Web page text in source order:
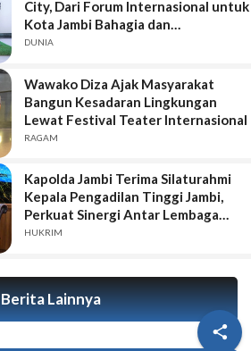

City, Dari Forum Internasional untuk
Kota Jambi Bahagia dan
Berkelanjutan
DUNIA
Wawako Diza Ajak Masyarakat
Bangun Kesadaran Lingkungan
Lewat Festival Teater Internasional
RAGAM
Kapolda Jambi Terima Silaturahmi
Kepala Pengadilan Tinggi Jambi,
Perkuat Sinergi Antar Lembaga
Penegak Hukum
HUKRIM
Berita Lainnya